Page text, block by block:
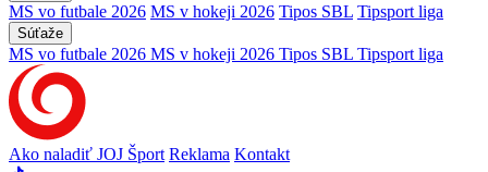
MS vo futbale 2026 MS v hokeji 2026 Tipos SBL Tipsport liga
Súťaže
MS vo futbale 2026 MS v hokeji 2026 Tipos SBL Tipsport liga
Ako naladiť JOJ Šport Reklama Kontakt